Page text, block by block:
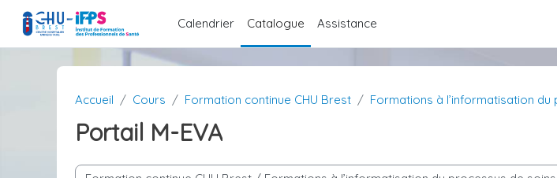
Passer au contenu principal
Calendrier
Catalogue Assistance
Accueil Cours Formation continue CHU Brest Formations à l’informatisation du
Portail M-EVA